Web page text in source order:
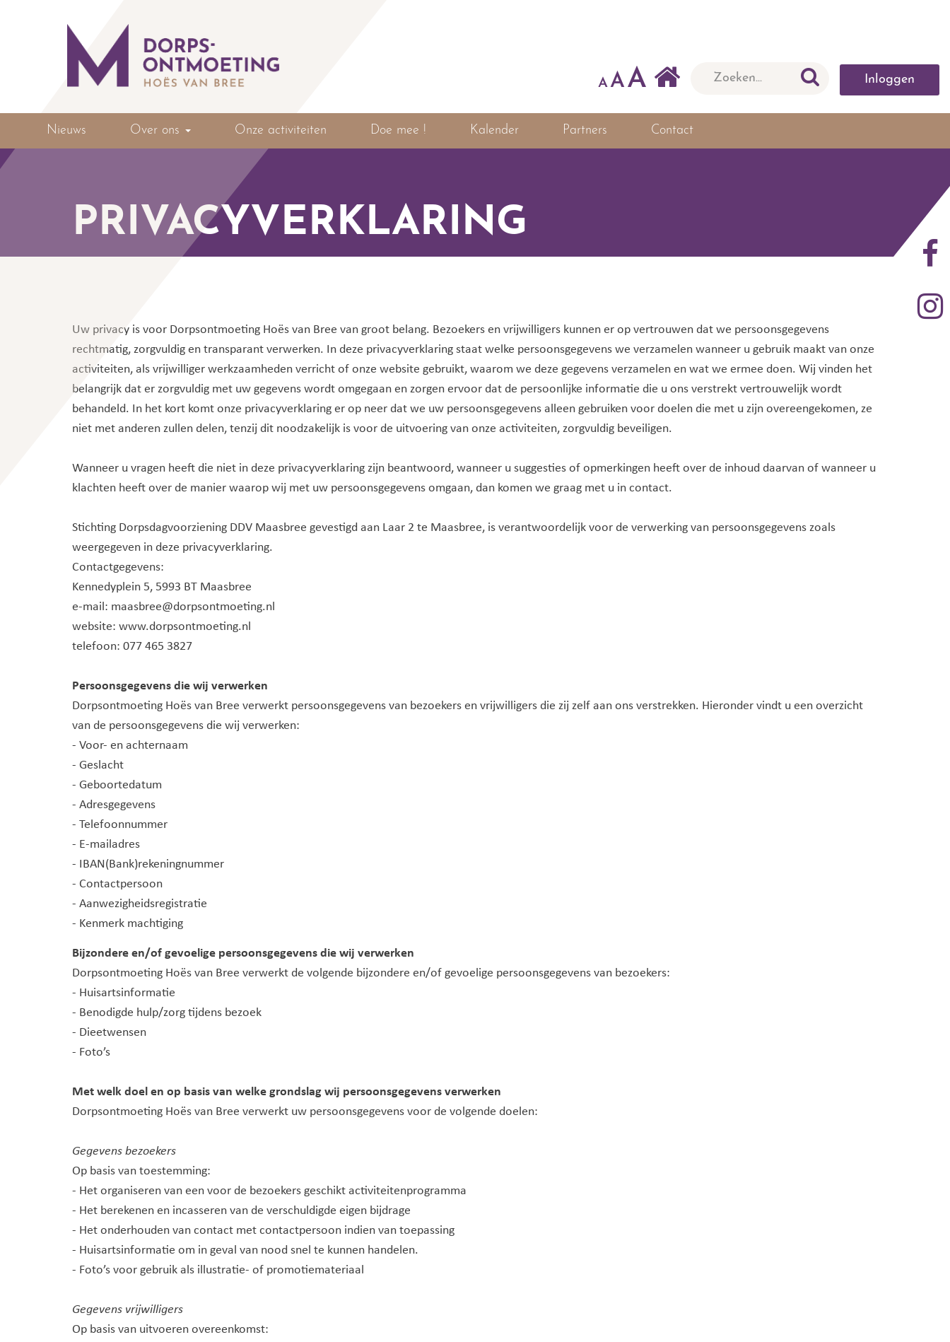
A A A Inloggen
Nieuws Over ons Onze activiteiten Doe mee ! Kalender Partners Contact
PRIVACYVERKLARING
Uw privacy is voor Dorpsontmoeting Hoës van Bree van groot belang. Bezoekers en vrijwilligers kunnen er op vertrouwen dat we persoonsgegevens
rechtmatig, zorgvuldig en transparant verwerken. In deze privacyverklaring staat welke persoonsgegevens we verzamelen wanneer u gebruik maakt van onze
activiteiten, als vrijwilliger werkzaamheden verricht of onze website gebruikt, waarom we deze gegevens verzamelen en wat we ermee doen. Wij vinden het
belangrijk dat er zorgvuldig met uw gegevens wordt omgegaan en zorgen ervoor dat de persoonlijke informatie die u ons verstrekt vertrouwelijk wordt
behandeld. In het kort komt onze privacyverklaring er op neer dat we uw persoonsgegevens alleen gebruiken voor doelen die met u zijn overeengekomen, ze
niet met anderen zullen delen, tenzij dit noodzakelijk is voor de uitvoering van onze activiteiten, zorgvuldig beveiligen.
Wanneer u vragen heeft die niet in deze privacyverklaring zijn beantwoord, wanneer u suggesties of opmerkingen heeft over de inhoud daarvan of wanneer u
klachten heeft over de manier waarop wij met uw persoonsgegevens omgaan, dan komen we graag met u in contact.
Stichting Dorpsdagvoorziening DDV Maasbree gevestigd aan Laar 2 te Maasbree, is verantwoordelijk voor de verwerking van persoonsgegevens zoals
weergegeven in deze privacyverklaring.
Contactgegevens:
Kennedyplein 5, 5993 BT Maasbree
e-mail: maasbree@dorpsontmoeting.nl
website: www.dorpsontmoeting.nl
telefoon: 077 465 3827
Persoonsgegevens die wij verwerken
Dorpsontmoeting Hoës van Bree verwerkt persoonsgegevens van bezoekers en vrijwilligers die zij zelf aan ons verstrekken. Hieronder vindt u een overzicht
van de persoonsgegevens die wij verwerken:
- Voor- en achternaam
- Geslacht
- Geboortedatum
- Adresgegevens
- Telefoonnummer
- E-mailadres
- IBAN(Bank)rekeningnummer
- Contactpersoon
- Aanwezigheidsregistratie
- Kenmerk machtiging
Bijzondere en/of gevoelige persoonsgegevens die wij verwerken
Dorpsontmoeting Hoës van Bree verwerkt de volgende bijzondere en/of gevoelige persoonsgegevens van bezoekers:
- Huisartsinformatie
- Benodigde hulp/zorg tijdens bezoek
- Dieetwensen
- Foto’s
Met welk doel en op basis van welke grondslag wij persoonsgegevens verwerken
Dorpsontmoeting Hoës van Bree verwerkt uw persoonsgegevens voor de volgende doelen:
Gegevens bezoekers
Op basis van toestemming:
- Het organiseren van een voor de bezoekers geschikt activiteitenprogramma
- Het berekenen en incasseren van de verschuldigde eigen bijdrage
- Het onderhouden van contact met contactpersoon indien van toepassing
- Huisartsinformatie om in geval van nood snel te kunnen handelen.
- Foto’s voor gebruik als illustratie- of promotiemateriaal
Gegevens vrijwilligers
Op basis van uitvoeren overeenkomst: